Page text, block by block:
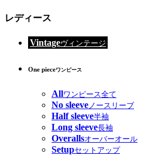
レディース
Vintageヴィンテージ
One pieceワンピース
Allワンピース全て
No sleeve ノースリーブ
Half sleeve半袖
Long sleeve長袖
Overallsオーバーオール
Setupセットアップ